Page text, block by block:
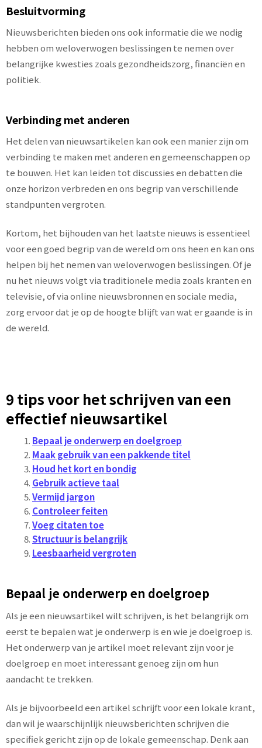
Besluitvorming
Nieuwsberichten bieden ons ook informatie die we nodig
hebben om weloverwogen beslissingen te nemen over
belangrijke kwesties zoals gezondheidszorg, financiën en
politiek.
Verbinding met anderen
Het delen van nieuwsartikelen kan ook een manier zijn om
verbinding te maken met anderen en gemeenschappen op
te bouwen. Het kan leiden tot discussies en debatten die
onze horizon verbreden en ons begrip van verschillende
standpunten vergroten.
Kortom, het bijhouden van het laatste nieuws is essentieel
voor een goed begrip van de wereld om ons heen en kan ons
helpen bij het nemen van weloverwogen beslissingen. Of je
nu het nieuws volgt via traditionele media zoals kranten en
televisie, of via online nieuwsbronnen en sociale media,
zorg ervoor dat je op de hoogte blijft van wat er gaande is in
de wereld.
9 tips voor het schrijven van een
effectief nieuwsartikel
Bepaal je onderwerp en doelgroep
Maak gebruik van een pakkende titel
Houd het kort en bondig
Gebruik actieve taal
Vermijd jargon
Controleer feiten
Voeg citaten toe
Structuur is belangrijk
Leesbaarheid vergroten
Bepaal je onderwerp en doelgroep
Als je een nieuwsartikel wilt schrijven, is het belangrijk om
eerst te bepalen wat je onderwerp is en wie je doelgroep is.
Het onderwerp van je artikel moet relevant zijn voor je
doelgroep en moet interessant genoeg zijn om hun
aandacht te trekken.
Als je bijvoorbeeld een artikel schrijft voor een lokale krant,
dan wil je waarschijnlijk nieuwsberichten schrijven die
specifiek gericht zijn op de lokale gemeenschap. Denk aan